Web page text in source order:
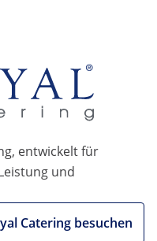
entwickelt für
und
Catering besuchen